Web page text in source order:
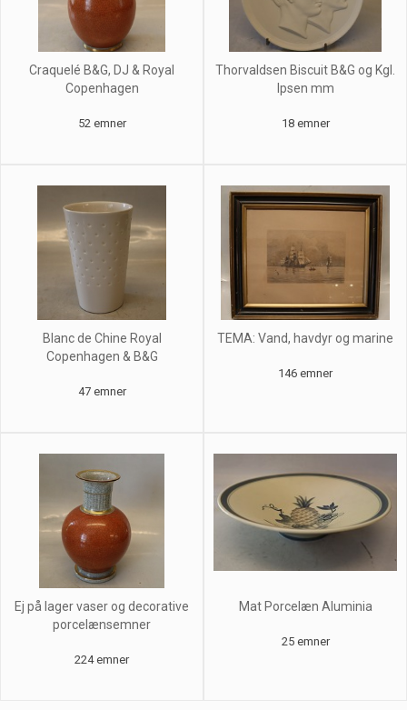
Craquelé B&G, DJ & Royal
Copenhagen
52 emner
Thorvaldsen Biscuit B&G og Kgl.
Ipsen mm
18 emner
Blanc de Chine Royal
Copenhagen & B&G
47 emner
TEMA: Vand, havdyr og marine
146 emner
Ej på lager vaser og decorative
porcelænsemner
224 emner
Mat Porcelæn Aluminia
25 emner